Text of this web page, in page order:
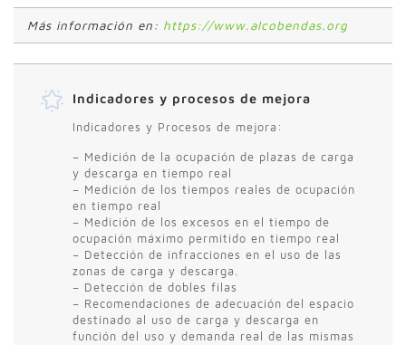
Más información en: https://www.alcobendas.org
Indicadores y procesos de mejora
Indicadores y Procesos de mejora:
– Medición de la ocupación de plazas de carga
y descarga en tiempo real
– Medición de los tiempos reales de ocupación
en tiempo real
– Medición de los excesos en el tiempo de
ocupación máximo permitido en tiempo real
– Detección de infracciones en el uso de las
zonas de carga y descarga.
– Detección de dobles filas
– Recomendaciones de adecuación del espacio
destinado al uso de carga y descarga en
función del uso y demanda real de las mismas